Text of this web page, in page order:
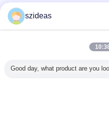
Trust Seal
すべての製品
szideas
Good day, what product are you